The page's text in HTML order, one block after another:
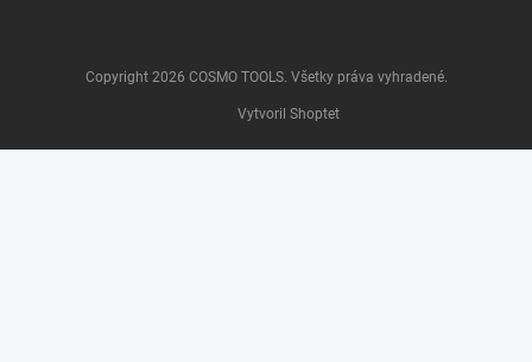
Vytvoril Shoptet
Copyright 2026 COSMO TOOLS. Všetky práva vyhradené.